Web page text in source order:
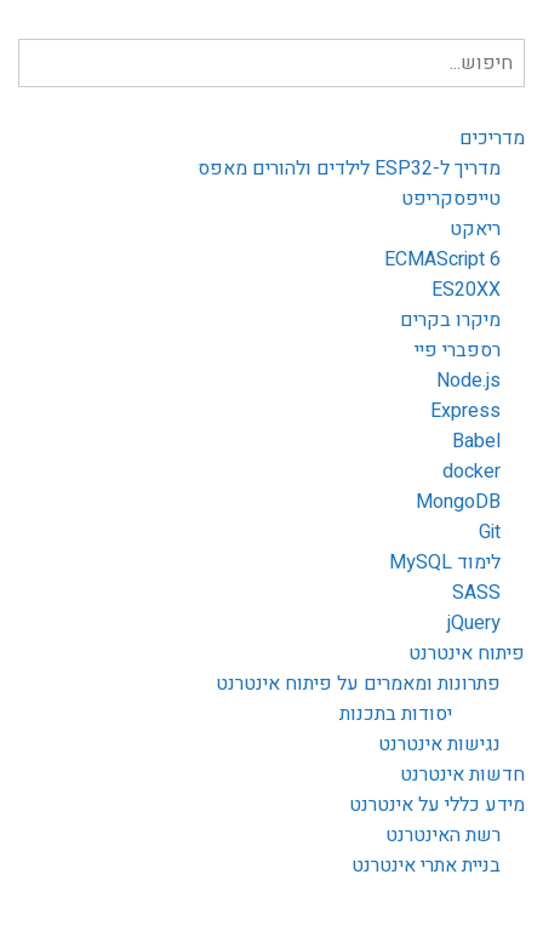
חיפוש
עבור:
מדריכים
מדריך ל-ESP32 לילדים ולהורים מאפס
טייפסקריפט
ריאקט
ECMAScript 6
ES20XX
מיקרו בקרים
רספברי פיי
Node.js
Express
Babel
docker
MongoDB
Git
לימוד MySQL
SASS
jQuery
פיתוח אינטרנט
פתרונות ומאמרים על פיתוח אינטרנט
יסודות בתכנות
נגישות אינטרנט
חדשות אינטרנט
מידע כללי על אינטרנט
רשת האינטרנט
בניית אתרי אינטרנט